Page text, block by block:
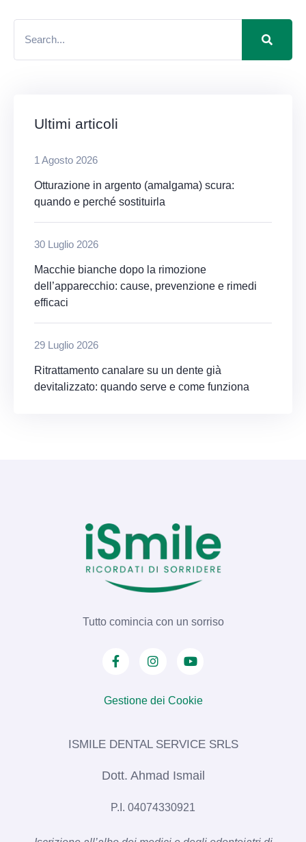
Ultimi articoli
1 Agosto 2026
Otturazione in argento (amalgama) scura:
quando e perché sostituirla
30 Luglio 2026
Macchie bianche dopo la rimozione
dell’apparecchio: cause, prevenzione e rimedi
efficaci
29 Luglio 2026
Ritrattamento canalare su un dente già
devitalizzato: quando serve e come funziona
Tutto comincia con un sorriso
Gestione dei Cookie
ISMILE DENTAL SERVICE SRLS​
Dott. Ahmad Ismail
P.I. 04074330921